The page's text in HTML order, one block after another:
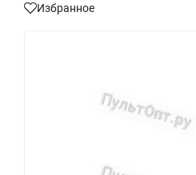
Избранное